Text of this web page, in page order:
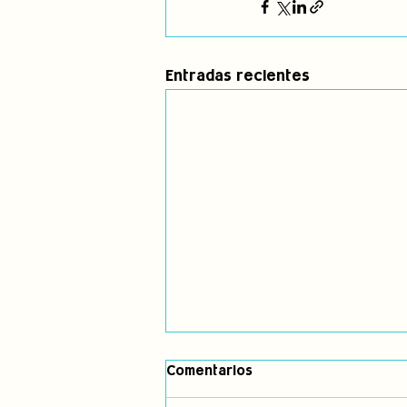
Entradas recientes
Foro Internacional de
Mujeres, organizado por
Onamiap, demandó al Estado
Comentarios